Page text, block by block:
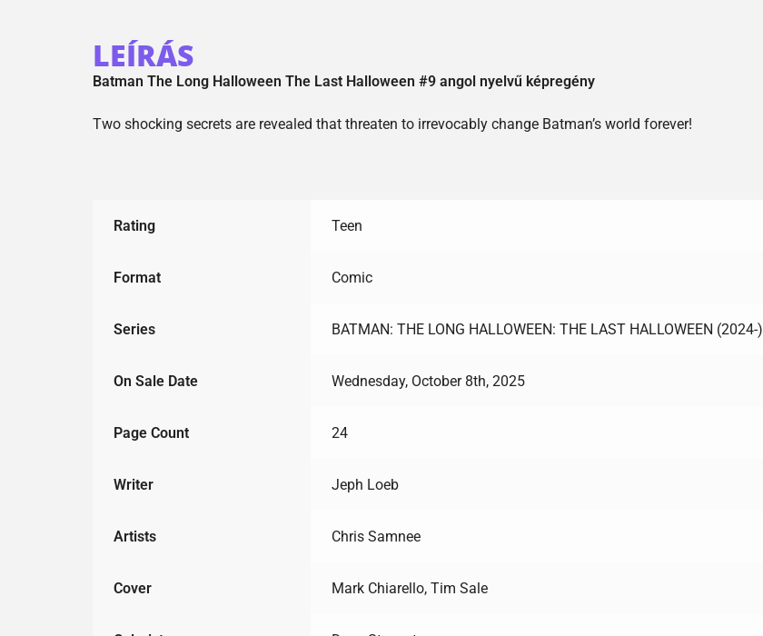
LEÍRÁS
Batman The Long Halloween The Last Halloween #9 angol nyelvű képregény
Two shocking secrets are revealed that threaten to irrevocably change Batman’s world forever!
Rating Teen
Format Comic
Series BATMAN: THE LONG HALLOWEEN: THE LAST HALLOWEEN (2024-)
On Sale Date Wednesday, October 8th, 2025
Page Count 24
Writer Jeph Loeb
Artists Chris Samnee
Cover Mark Chiarello, Tim Sale